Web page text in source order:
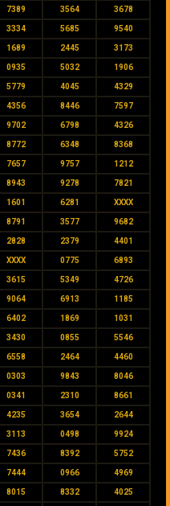
7389 3564 3678
3334 5685 9540
1689 2445 3173
0935 5032 1906
5779 4045 4329
4356 8446 7597
9702 6798 4326
8772 6348 8368
7657 9757 1212
8943 9278 7821
1601 6281 XXXX
8791 3577 9682
2828 2379 4401
XXXX 0775 6893
3615 5349 4726
9064 6913 1185
6402 1869 1031
3430 0855 5546
6558 2464 4460
0303 9843 8046
0341 2310 8661
4235 3654 2644
3113 0498 9924
7436 8392 5752
7444 0966 4969
8015 8332 4025